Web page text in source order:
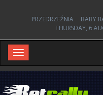
PRZEDRZEŹNIA BABY
THURSDAY, 6
Toggle
navigation